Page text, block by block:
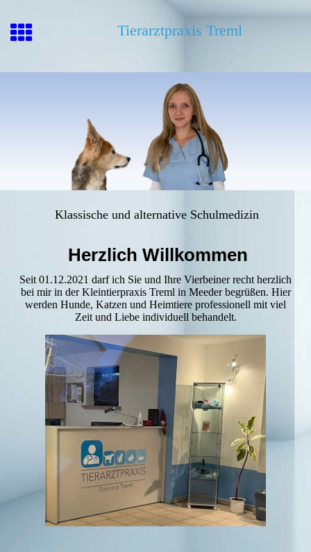
Tierarztpraxis Treml
Klassische und alternative Schulmedizin
Herzlich Willkommen
Seit 01.12.2021 darf ich Sie und Ihre Vierbeiner recht herzlich
bei mir in der Kleintierpraxis Treml in Meeder begrüßen. Hier
werden Hunde, Katzen und Heimtiere professionell mit viel
Zeit und Liebe individuell behandelt.